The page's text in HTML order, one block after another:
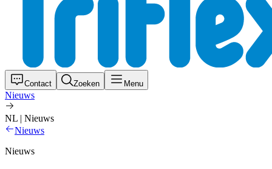
Contact Zoeken Menu
Nieuws
NL | Nieuws
Nieuws
Nieuws